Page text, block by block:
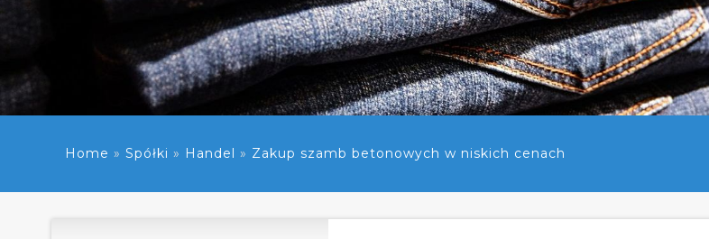
Home » Spółki » Handel » Zakup szamb betonowych w niskich cenach